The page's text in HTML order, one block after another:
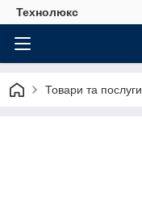
Технолюкс
Товари та послуги